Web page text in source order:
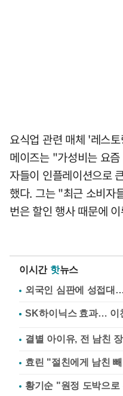
요식업 관련 매체 '레스
메이즈는 "가성비는 요
자들이 인플레이션으로
했다. 그는 "최근 소비자
번은 할인 행사 때문에
이시간 핫뉴스
외국인 심판에 성접대
결별 아이유, 전 남친
효린 "절친에게 남친
황기순 "원정 도박으